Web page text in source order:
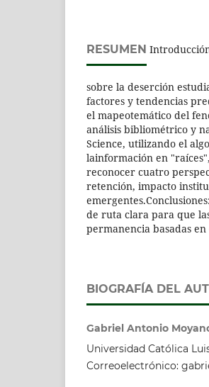
RESUMEN
sobre la deserción
factores y tendencias
el mapeotemático del
análisis bibliométrico y
Science, utilizando el
lainformación en
reconocer cuatro
retención, impacto
de ruta clara para que
permanencia basadas
BIOGRAFÍA DEL
Gabriel Antonio
Universidad Católica
Correoelectrónico: